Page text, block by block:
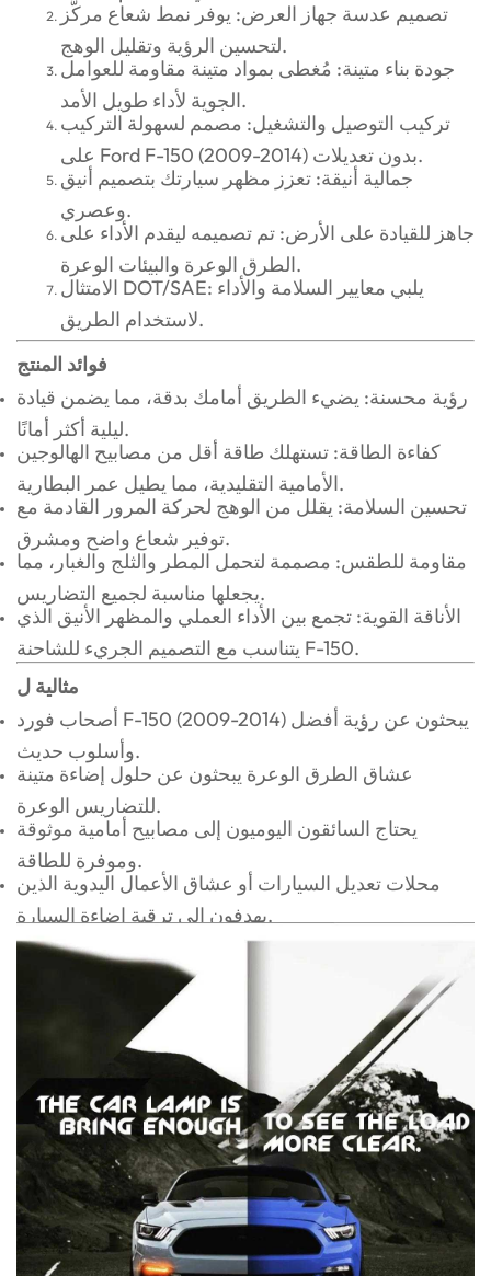
تصميم عدسة جهاز العرض: يوفر نمط شعاع مركَّز
جودة بناء متينة: مُغطى بمواد متينة مقاومة للعوامل
تركيب التوصيل والتشغيل: مصمم لسهولة التركيب
جمالية أنيقة: تعزز مظهر سيارتك بتصميم أنيق
جاهز للقيادة على الأرض: تم تصميمه ليقدم الأداء على
الامتثال DOT/SAE: يلبي معايير السلامة والأداء
فوائد المنتج
رؤية محسنة: يضيء الطريق أمامك بدقة، مما يضمن قيادة
كفاءة الطاقة: تستهلك طاقة أقل من مصابيح الهالوجين
تحسين السلامة: يقلل من الوهج لحركة المرور القادمة مع
مقاومة للطقس: مصممة لتحمل المطر والثلج والغبار، مما
الأناقة القوية: تجمع بين الأداء العملي والمظهر الأنيق الذي
يتناسب مع التصميم الجريء للشاحنة F-150.
مثالية ل
أصحاب فورد F-150 (2009-2014) يبحثون عن رؤية أفضل
عشاق الطرق الوعرة يبحثون عن حلول إضاءة متينة
يحتاج السائقون اليوميون إلى مصابيح أمامية موثوقة
محلات تعديل السيارات أو عشاق الأعمال اليدوية الذين